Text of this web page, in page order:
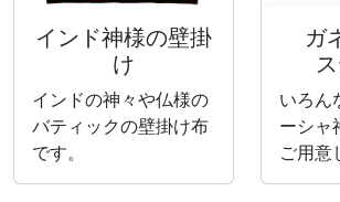
インド神様の壁掛
け
インドの神々や仏様の
バティックの壁掛け布
です。
ガ
いろん
ーシャ
ご用意